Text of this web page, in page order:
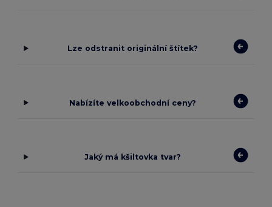
Lze odstranit originální štítek?
Nabízíte velkoobchodní ceny?
Jaký má kšiltovka tvar?